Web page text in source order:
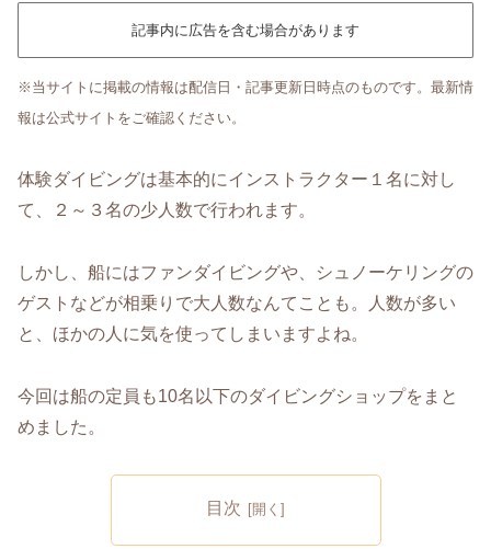
記事内に広告を含む場合があります
※当サイトに掲載の情報は配信日・記事更新日時点のものです。最新情
報は公式サイトをご確認ください。
体験ダイビングは基本的にインストラクター１名に対し
て、２～３名の少人数で行われます。
しかし、船にはファンダイビングや、シュノーケリングの
ゲストなどが相乗りで大人数なんてことも。人数が多い
と、ほかの人に気を使ってしまいますよね。
今回は船の定員も10名以下のダイビングショップをまと
めました。
目次